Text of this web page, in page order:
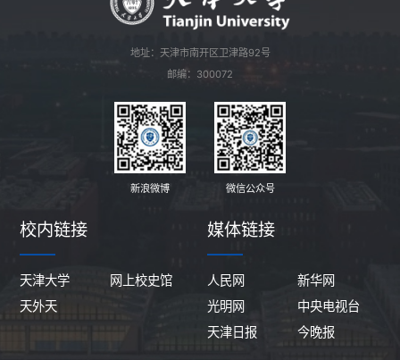
地址：天津市南开区卫津路92号
邮编：300072
新浪微博 微信公众号
校内链接
天津大学
网上校史馆
天外天
媒体链接
人民网
新华网
光明网
中央电视台
天津日报
今晚报